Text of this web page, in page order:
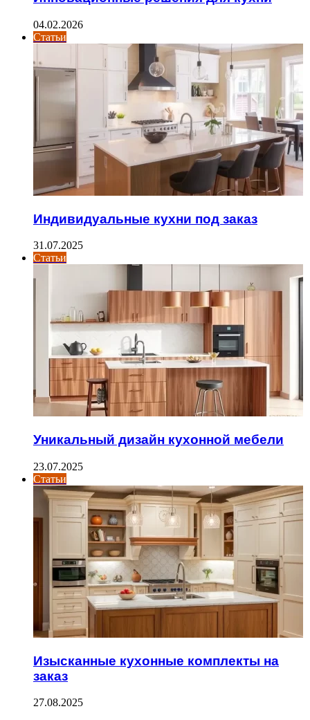
04.02.2026
Статьи
Индивидуальные кухни под заказ
31.07.2025
Статьи
Уникальный дизайн кухонной мебели
23.07.2025
Статьи
Изысканные кухонные комплекты на
заказ
27.08.2025